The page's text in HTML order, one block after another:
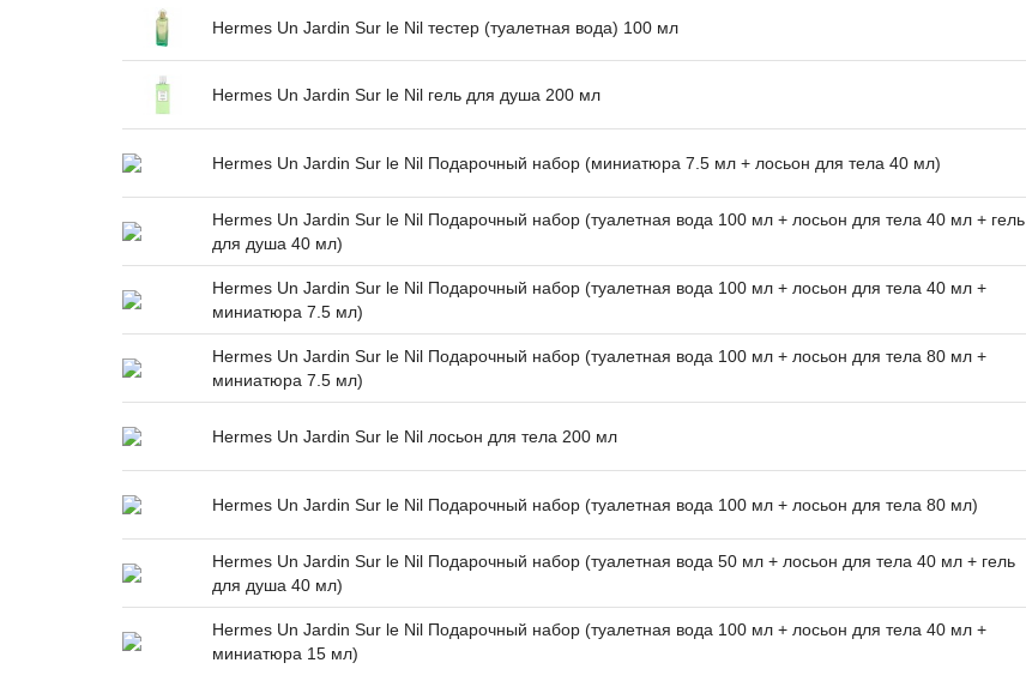
Hermes Un Jardin Sur le Nil тестер (туалетная вода) 100 мл
Hermes Un Jardin Sur le Nil гель для душа 200 мл
Hermes Un Jardin Sur le Nil Подарочный набор (миниатюра 7.5 мл + лосьон для тела 40 мл)
Hermes Un Jardin Sur le Nil Подарочный набор (туалетная вода 100 мл + лосьон для тела 40 мл + гель
для душа 40 мл)
Hermes Un Jardin Sur le Nil Подарочный набор (туалетная вода 100 мл + лосьон для тела 40 мл +
миниатюра 7.5 мл)
Hermes Un Jardin Sur le Nil Подарочный набор (туалетная вода 100 мл + лосьон для тела 80 мл +
миниатюра 7.5 мл)
Hermes Un Jardin Sur le Nil лосьон для тела 200 мл
Hermes Un Jardin Sur le Nil Подарочный набор (туалетная вода 100 мл + лосьон для тела 80 мл)
Hermes Un Jardin Sur le Nil Подарочный набор (туалетная вода 50 мл + лосьон для тела 40 мл + гель
для душа 40 мл)
Hermes Un Jardin Sur le Nil Подарочный набор (туалетная вода 100 мл + лосьон для тела 40 мл +
миниатюра 15 мл)